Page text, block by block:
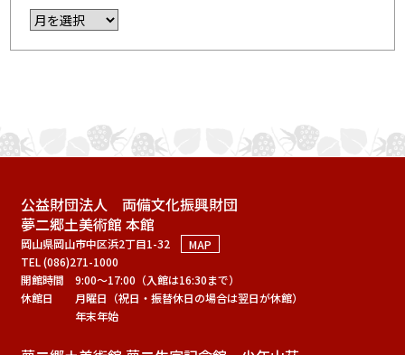
公益財団法人 両備文化振興財団
夢二郷土美術館 本館
岡山県岡山市中区浜2丁目1-32
MAP
TEL (086)271-1000
開館時間
9:00～17:00（入館は16:30まで）
休館日
月曜日（祝日・振替休日の場合は翌日が休館）
年末年始